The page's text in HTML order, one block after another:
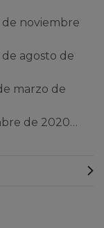
de noviembre
de agosto de
marzo de
de 2020…